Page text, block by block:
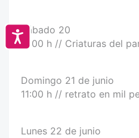
Accesibilidad
Sábado 20
11:00 h // Criaturas del
Domingo 21 de junio
11:00 h // retrato en mil
Lunes 22 de junio